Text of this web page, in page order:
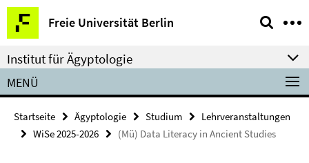
Springe
direkt
zu
Inhalt
Freie Universität Berlin
Service-
Navigation
Institut für Ägyptologie
MENÜ
Startseite Ägyptologie Studium
Lehrveranstaltungen
WiSe 2025-2026
(Mü) Data Literacy in Ancient Studies